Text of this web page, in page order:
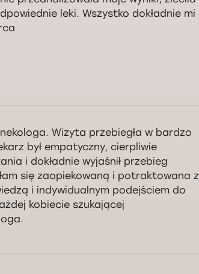
leki. Wszystko dokładnie mi
Wizyta przebiegła w bardzo
był empatyczny, cierpliwie
i dokładnie wyjaśnił przebieg
się zaopiekowaną i potraktowana z
i indywidualnym podejściem do
kobiecie szukającej